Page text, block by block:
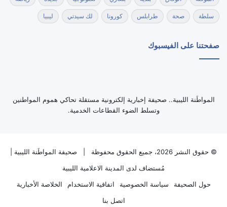
سلطة صحة طرابلس كورونا لك سيدتي ليبيا
صفحتنا على الفيسبوك
‏المواطَنة الليبية.. صحيفة إخبارية إلكترونية مستقلة تحاكي هموم المواطنين
وتسلط الضوء القطاعات الخدمية.
© حقوق النشر 2026، جميع الحقوق محفوظة | صحيفة المواطَنة الليبية
مُستضاف لدى المدينة الاعلامية الليبية
حول الصحيفة
سياسة الخصوصية اتفاقية الاستخدام
الخلاصة الأخبارية
اتصل بنا